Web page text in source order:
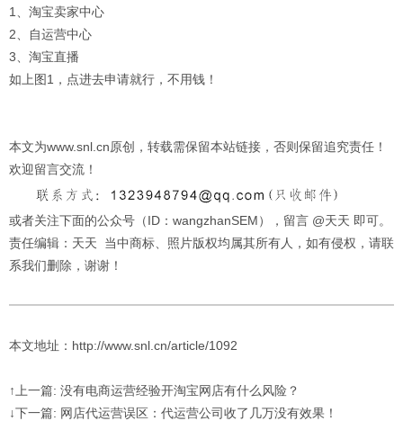
1、淘宝卖家中心
2、自运营中心
3、淘宝直播
如上图1，点进去申请就行，不用钱！
本文为www.snl.cn原创，转载需保留本站链接，否则保留追究责任！
欢迎留言交流！
或者关注下面的公众号（ID：wangzhanSEM），留言 @天天 即可。
责任编辑：天天 当中商标、照片版权均属其所有人，如有侵权，请联
系我们删除，谢谢！
本文地址：http://www.snl.cn/article/1092
↑上一篇: 没有电商运营经验开淘宝网店有什么风险？
↓下一篇: 网店代运营误区：代运营公司收了几万没有效果！